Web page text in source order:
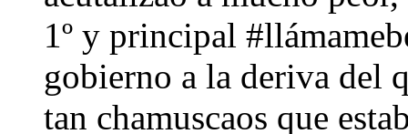
1º y principal
gobierno a la deriva del
tan chamuscaos que